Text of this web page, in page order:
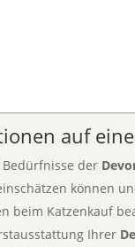
auf
der
können
beim Katzenkauf
Ihrer